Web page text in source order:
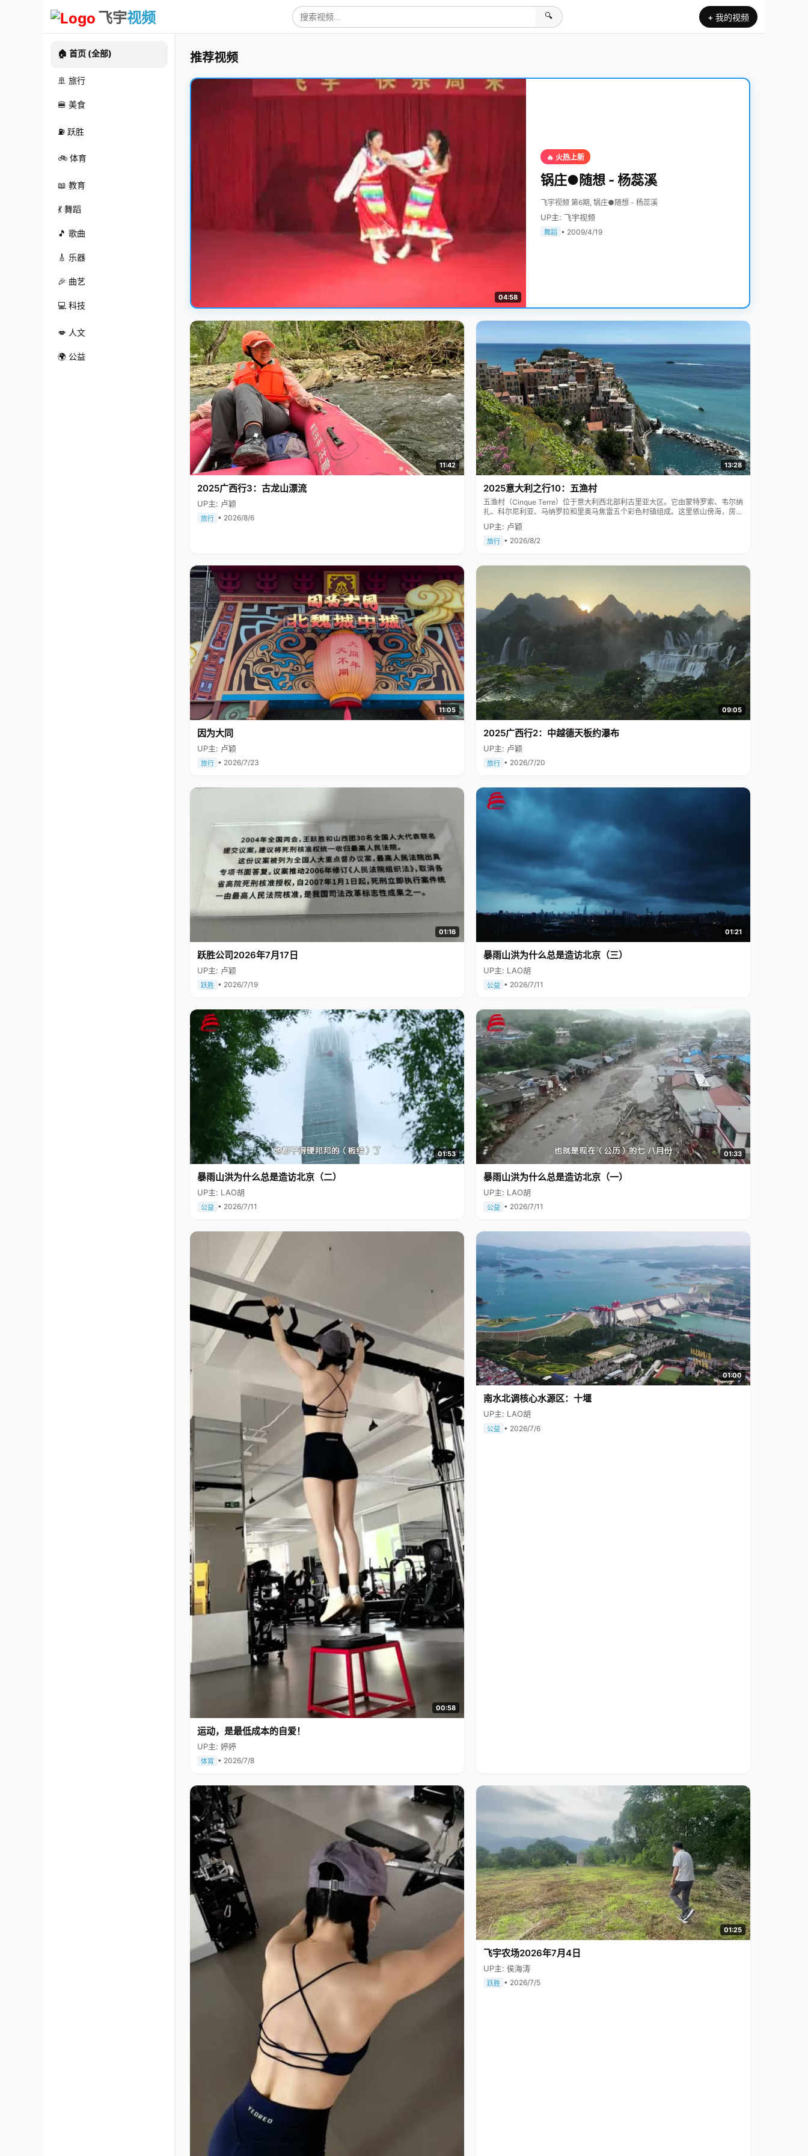
飞宇视频 🔍 + 我的视频
🏠 首页 (全部)
🚢 旅行
🍔 美食
⛽ 跃胜
🚲 体育
📖 教育
💃 舞蹈
🎵 歌曲
🎸 乐器
🎉 曲艺
💻 科技
💋 人文
🌍 公益
推荐视频
04:58
🔥 火热上新
锅庄●随想 - 杨蕊溪
飞宇视频 第6期, 锅庄●随想 - 杨蕊溪
UP主: 飞宇视频
舞蹈 • 2009/4/19
11:42
2025广西行3：古龙山漂流
UP主: 卢颖
旅行 • 2026/8/6
13:28
2025意大利之行10：五渔村
五渔村（Cinque Terre）位于意大利西北部利古里亚大区。它由蒙特罗索、韦尔纳
扎、科尔尼利亚、马纳罗拉和里奥马焦雷五个彩色村镇组成。这里依山傍海，房屋
色彩斑斓，1997年被列为世界文化遗产。
UP主: 卢颖
旅行 • 2026/8/2
11:05
因为大同
UP主: 卢颖
旅行 • 2026/7/23
09:05
2025广西行2：中越德天板约瀑布
UP主: 卢颖
旅行 • 2026/7/20
01:16
跃胜公司2026年7月17日
UP主: 卢颖
跃胜 • 2026/7/19
01:21
暴雨山洪为什么总是造访北京（三）
UP主: LAO胡
公益 • 2026/7/11
01:53
暴雨山洪为什么总是造访北京（二）
UP主: LAO胡
公益 • 2026/7/11
01:33
暴雨山洪为什么总是造访北京（一）
UP主: LAO胡
公益 • 2026/7/11
00:58
运动，是最低成本的自爱！
UP主: 婷婷
体育 • 2026/7/8
01:00
南水北调核心水源区：十堰
UP主: LAO胡
公益 • 2026/7/6
01:25
飞宇农场2026年7月4日
UP主: 侯海涛
跃胜 • 2026/7/5